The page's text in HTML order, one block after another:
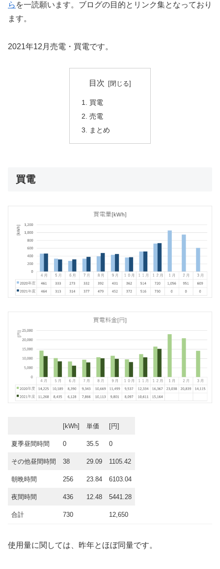
ら を一読願います。ブログの目的とリンク集となっており
ます。
2021年12月売電・買電です。
目次
買電
売電
まとめ
買電
[kWh] 単価 [円]
夏季昼間時間 0 35.5 0
その他昼間時間 38 29.09 1105.42
朝晩時間 256 23.84 6103.04
夜間時間 436 12.48 5441.28
合計 730 12,650
使用量に関しては、昨年とほぼ同量です。